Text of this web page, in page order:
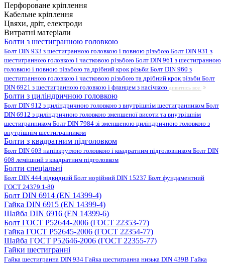
Перфороване кріплення
Кабельне кріплення
Цвяхи, дріт, електроди
Витратні матеріали
Болти з шестигранною головкою
Болт DIN 933 з шестигранною головкою і повною різьбою Болт DIN 931 з
шестигранною головкою і частковою різьбою Болт DIN 961 з шестигранною
головкою і повною різьбою та дрібний крок різьби Болт DIN 960 з
шестигранною головкою і частковою різьбою та дрібний крок різьби Болт
DIN 6921 з шестигранною головкою і фланцем з насічкою дивитись все
Болти з циліндричною головкою
Болт DIN 912 з циліндричною головкою з внутрішнім шестигранником Болт
DIN 6912 з циліндричною головкою зменшеної висоти та внутрішнім
шестигранником Болт DIN 7984 зі зменшеною циліндричною головкою з
внутрішнім шестигранником
Болти з квадратним підголовком
Болт DIN 603 напівкруглою головкою і квадратним підголовником Болт DIN
608 лемішний з квадратним підголовком
Болти спеціальні
Болт DIN 444 відкидний Болт норійний DIN 15237 Болт фундаментний
ГОСТ 24379.1-80
Болт DIN 6914 (EN 14399-4)
Гайка DIN 6915 (EN 14399-4)
Шайба DIN 6916 (EN 14399-6)
Болт ГОСТ Р52644-2006 (ГОСТ 22353-77)
Гайка ГОСТ Р52645-2006 (ГОСТ 22354-77)
Шайба ГОСТ Р52646-2006 (ГОСТ 22355-77)
Гайки шестигранні
Гайка шестигранна DIN 934 Гайка шестигранна низька DIN 439B Гайка